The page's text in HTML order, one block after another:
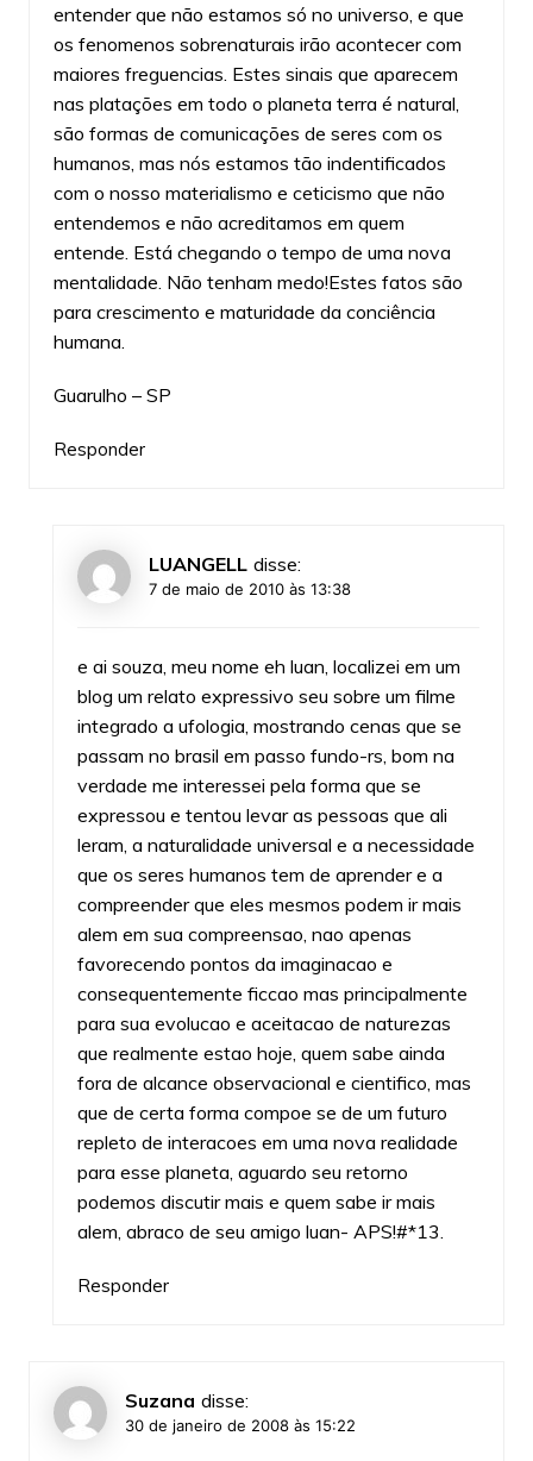
entender que não estamos só no universo, e que
os fenomenos sobrenaturais irão acontecer com
maiores freguencias. Estes sinais que aparecem
nas platações em todo o planeta terra é natural,
são formas de comunicações de seres com os
humanos, mas nós estamos tão indentificados
com o nosso materialismo e ceticismo que não
entendemos e não acreditamos em quem
entende. Está chegando o tempo de uma nova
mentalidade. Não tenham medo!Estes fatos são
para crescimento e maturidade da conciência
humana.
Guarulho – SP
Responder
LUANGELL disse:
7 de maio de 2010 às 13:38
e ai souza, meu nome eh luan, localizei em um
blog um relato expressivo seu sobre um filme
integrado a ufologia, mostrando cenas que se
passam no brasil em passo fundo-rs, bom na
verdade me interessei pela forma que se
expressou e tentou levar as pessoas que ali
leram, a naturalidade universal e a necessidade
que os seres humanos tem de aprender e a
compreender que eles mesmos podem ir mais
alem em sua compreensao, nao apenas
favorecendo pontos da imaginacao e
consequentemente ficcao mas principalmente
para sua evolucao e aceitacao de naturezas
que realmente estao hoje, quem sabe ainda
fora de alcance observacional e cientifico, mas
que de certa forma compoe se de um futuro
repleto de interacoes em uma nova realidade
para esse planeta, aguardo seu retorno
podemos discutir mais e quem sabe ir mais
alem, abraco de seu amigo luan- APS!#*13.
Responder
Suzana disse:
30 de janeiro de 2008 às 15:22